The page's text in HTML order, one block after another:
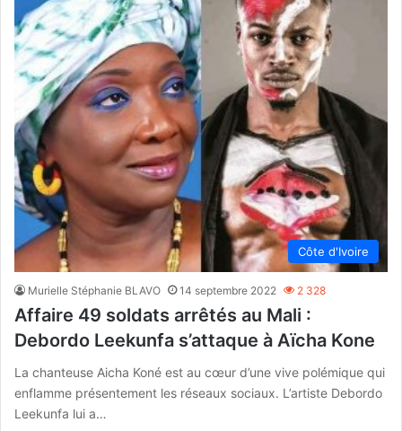
Côte d'Ivoire
Murielle Stéphanie BLAVO 14 septembre 2022 2 328
Affaire 49 soldats arrêtés au Mali :
Debordo Leekunfa s’attaque à Aïcha Kone
La chanteuse Aicha Koné est au cœur d’une vive polémique qui
enflamme présentement les réseaux sociaux. L’artiste Debordo
Leekunfa lui a…